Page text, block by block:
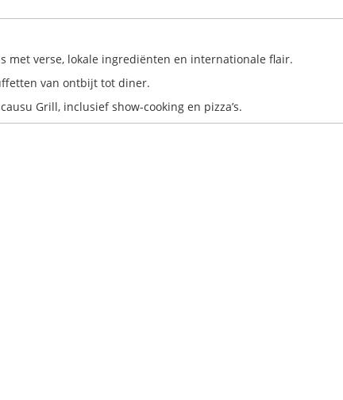
met verse, lokale ingrediënten en internationale flair.
van ontbijt tot diner.
Grill, inclusief show-cooking en pizza’s.